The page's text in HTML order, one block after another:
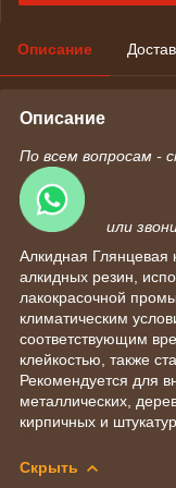
Описание
Описание
По всем вопросам
или
Алкидная Глянцевая
алкидных резин,
лакокрасочной
климатическим
соответствующим
клейкостью, также
Рекомендуется для
металлических,
кирпичных и
Скрыть